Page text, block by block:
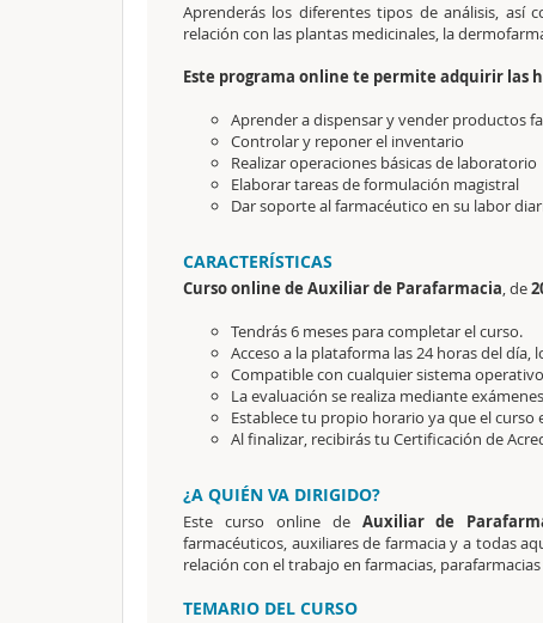
Aprenderás los diferentes tipos de análisis, así
relación con las plantas medicinales, la
Este programa online te permite adquirir las
Aprender a dispensar y vender productos
Controlar y reponer el inventario
Realizar operaciones básicas de laboratorio
Elaborar tareas de formulación magistral
Dar soporte al farmacéutico en su labor
CARACTERÍSTICAS
Curso online de Auxiliar de Parafarmacia, de
Tendrás 6 meses para completar el curso.
Acceso a la plataforma las 24 horas del día,
Compatible con cualquier sistema
La evaluación se realiza mediante
Establece tu propio horario ya que el curso
Al finalizar, recibirás tu Certificación de
¿A QUIÉN VA DIRIGIDO?
Este curso online de Auxiliar de
farmacéuticos, auxiliares de farmacia y a todas
relación con el trabajo en farmacias,
TEMARIO DEL CURSO